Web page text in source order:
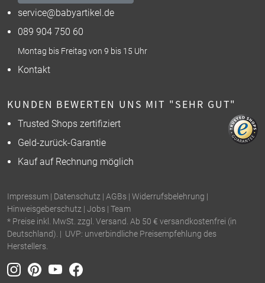
service@babyartikel.de
089 904 750 60
Montag bis Freitag von 9 bis 15 Uhr
Kontakt
KUNDEN BEWERTEN UNS MIT "SEHR GUT"
Trusted Shops zertifiziert
Geld-zurück-Garantie
Kauf auf Rechnung möglich
Impressum | Datenschutz | AGBs | Widerrufsbelehrung |
Hinweisgeberschutz | Jobs | Team
* Preise inkl. MwSt. zzgl. Versand. Ab 50 € versandkostenfrei (in
Deutschland). | UVP: unverbindliche Preisempfehlung des
Herstellers.